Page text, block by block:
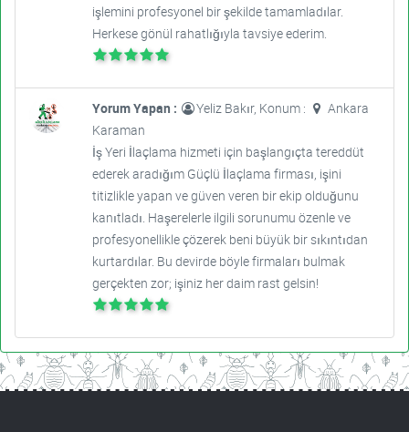
işlemini profesyonel bir şekilde tamamladılar.
Herkese gönül rahatlığıyla tavsiye ederim.
Yorum Yapan : Yeliz Bakır, Konum :
Ankara
Karaman
İş Yeri İlaçlama hizmeti için başlangıçta tereddüt
ederek aradığım Güçlü İlaçlama firması, işini
titizlikle yapan ve güven veren bir ekip olduğunu
kanıtladı. Haşerelerle ilgili sorunumu özenle ve
profesyonellikle çözerek beni büyük bir sıkıntıdan
kurtardılar. Bu devirde böyle firmaları bulmak
gerçekten zor; işiniz her daim rast gelsin!